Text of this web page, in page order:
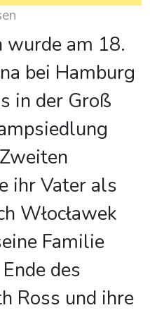
wurde am 18.
bei Hamburg
in der Groß
ihr Vater als
Włocławek
Familie
des
Ross und ihre